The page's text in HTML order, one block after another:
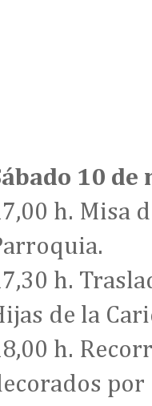
10 de
h. Misa
h.
de la
h.
por